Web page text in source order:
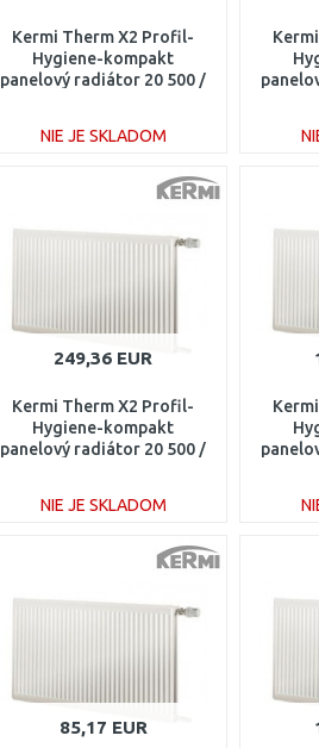
Kermi Therm X2 Profil-
Hygiene-kompakt
panelový radiátor 20 500 /
NIE JE SKLADOM
DO KOŠÍKA
Porovnať
249,36 EUR
Kermi Therm X2 Profil-
Hygiene-kompakt
panelový radiátor 20 500 /
NIE JE SKLADOM
DO KOŠÍKA
Porovnať
85,17 EUR